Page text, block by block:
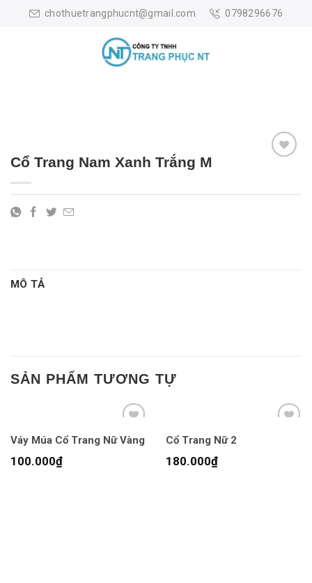
chothuetrangphucnt@gmail.com 0798296676
Cổ Trang Nam Xanh Trắng M
MÔ TẢ
SẢN PHẨM TƯƠNG TỰ
Váy Múa Cổ Trang Nữ Vàng
100.000₫
Cổ Trang Nữ 2
180.000₫